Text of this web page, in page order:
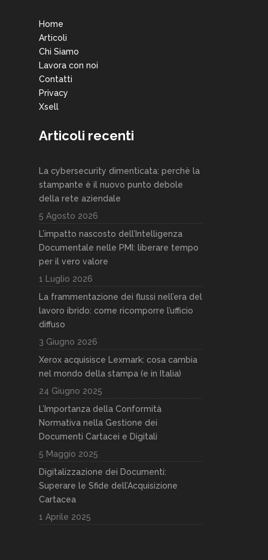
Home
Articoli
Chi Siamo
Lavora con noi
Contatti
Privacy
Xsell
Articoli recenti
La cybersecurity dimenticata: perchè la
stampante è il nuovo punto debole
della rete aziendale
5 Agosto 2026
L’impatto nascosto dell’Intelligenza
Documentale nelle PMI: liberare tempo
per il vero valore
1 Luglio 2026
La frammentazione dei flussi nell’era del
lavoro ibrido: come ricomporre l’ufficio
diffuso
3 Giugno 2026
Xerox acquisisce Lexmark: cosa cambia
nel mondo della stampa (e in Italia)
24 Giugno 2025
L’Importanza della Conformità
Normativa nella Gestione dei
Documenti Cartacei e Digitali
5 Maggio 2025
Digitalizzazione dei Documenti:
Superare le Sfide dell’Acquisizione
Cartacea
1 Aprile 2025